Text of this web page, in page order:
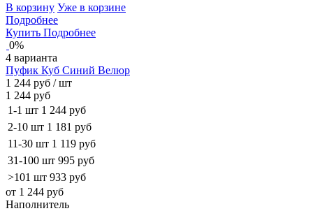
В корзину Уже в корзине
Подробнее
Купить Подробнее
0%
4 варианта
Пуфик Куб Синий Велюр
1 244 руб / шт
1 244 руб
1-1 шт 1 244 руб
2-10 шт 1 181 руб
11-30 шт 1 119 руб
31-100 шт 995 руб
>101 шт 933 руб
от 1 244 руб
Наполнитель